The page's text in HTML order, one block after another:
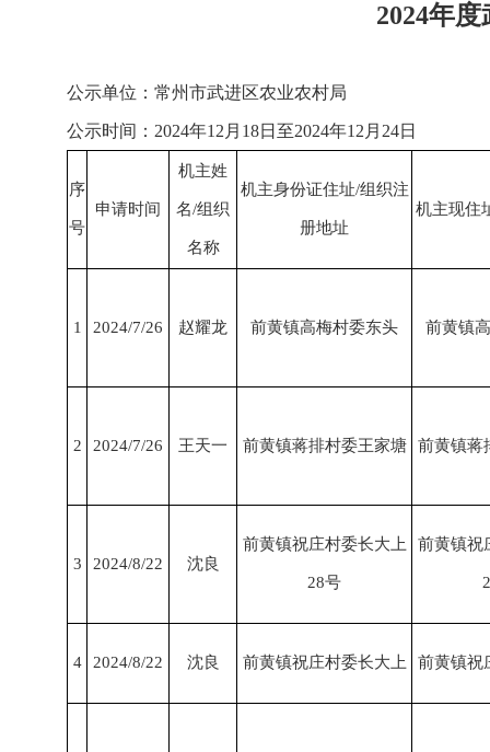
2024年
公示单位：常
公示时间：2024年12月18日至2024年12月24日
序
号
申请时间
机主姓
名/组织
名称
机主身份证住址/组织注
册地址
机主现住
1 2024/7/26 赵耀龙 前黄镇高梅村委东头 前黄镇
2 2024/7/26 王天一 前黄镇蒋排村委王家塘 前黄镇蒋
3 2024/8/22 沈良
前黄镇祝庄村委长大上
28号
前黄镇祝
4 2024/8/22 沈良 前黄镇祝庄村委长大上 前黄镇祝